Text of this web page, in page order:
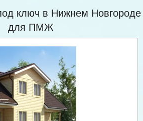
ключ в Нижнем Новгороде
для ПМЖ